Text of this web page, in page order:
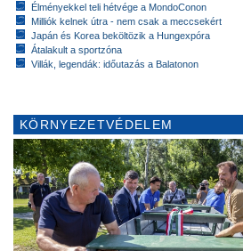
Élményekkel teli hétvége a MondoConon
Milliók kelnek útra - nem csak a meccsekért
Japán és Korea beköltözik a Hungexpóra
Átalakult a sportzóna
Villák, legendák: időutazás a Balatonon
KÖRNYEZETVÉDELEM